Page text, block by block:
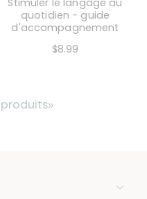
Stimuler le langage au
quotidien - guide
d'accompagnement
$8.99